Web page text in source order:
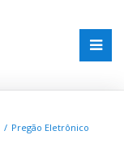
Pregão Eletrônico